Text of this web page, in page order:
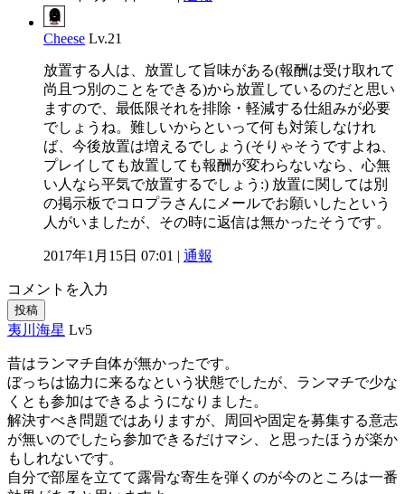
Cheese Lv.21
放置する人は、放置して旨味がある(報酬は受け取れて
尚且つ別のことをできる)から放置しているのだと思い
ますので、最低限それを排除・軽減する仕組みが必要
でしょうね。難しいからといって何も対策しなけれ
ば、今後放置は増えるでしょう(そりゃそうですよね、
プレイしても放置しても報酬が変わらないなら、心無
い人なら平気で放置するでしょう:) 放置に関しては別
の掲示板でコロプラさんにメールでお願いしたという
人がいましたが、その時に返信は無かったそうです。
2017年1月15日 07:01 | 通報
コメントを入力
投稿
夷川海星 Lv5
昔はランマチ自体が無かったです。
ぼっちは協力に来るなという状態でしたが、ランマチで少な
くとも参加はできるようになりました。
解決すべき問題ではありますが、周回や固定を募集する意志
が無いのでしたら参加できるだけマシ、と思ったほうが楽か
もしれないです。
自分で部屋を立てて露骨な寄生を弾くのが今のところは一番